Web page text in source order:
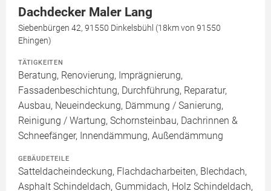
Dachdecker Maler Lang
Siebenbürgen 42, 91550 Dinkelsbühl (18km von 91550
Ehingen)
TÄTIGKEITEN
Beratung, Renovierung, Imprägnierung,
Fassadenbeschichtung, Durchführung, Reparatur,
Ausbau, Neueindeckung, Dämmung / Sanierung,
Reinigung / Wartung, Schornsteinbau, Dachrinnen &
Schneefänger, Innendämmung, Außendämmung
GEBÄUDETEILE
Satteldacheindeckung, Flachdacharbeiten, Blechdach,
Asphalt Schindeldach, Gummidach, Holz Schindeldach,